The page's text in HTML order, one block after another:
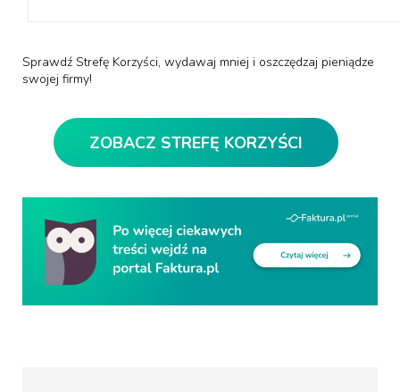
Sprawdź Strefę Korzyści, wydawaj mniej i oszczędzaj pieniądze
swojej firmy!
ZOBACZ STREFĘ KORZYŚCI